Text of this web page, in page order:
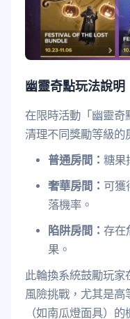
幽靈奇點玩法說明
在限時活動「幽靈奇
清理不同獎勵等級的
普通房間： 糖果
奢華房間： 可獲
落機率。
陷阱房間： 存在
果。
此輪換系統鼓勵玩
風險挑戰，尤其是高
（如南瓜燈面具）的